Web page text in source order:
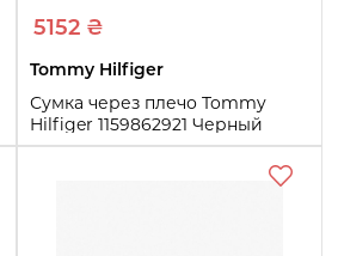
5152 ₴
Tommy Hilfiger
Сумка через плечо Tommy
Hilfiger 1159862921 Черный